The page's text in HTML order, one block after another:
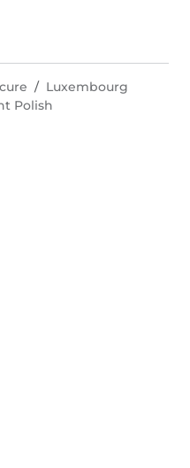
Luxembourg
Polish